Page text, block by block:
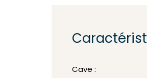
Cave :